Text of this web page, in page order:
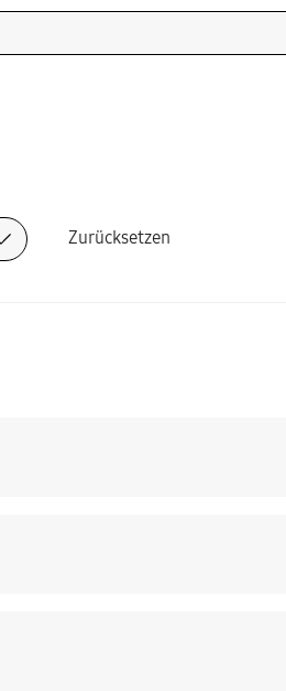
Zurücksetzen